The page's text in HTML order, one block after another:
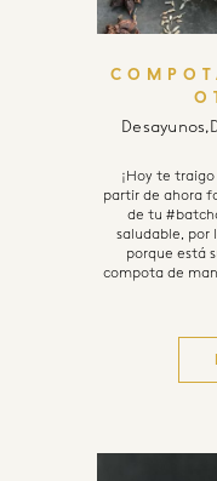
Desayunos,
¡Hoy te
partir de ahora
de tu
saludable, por
porque está
compota de